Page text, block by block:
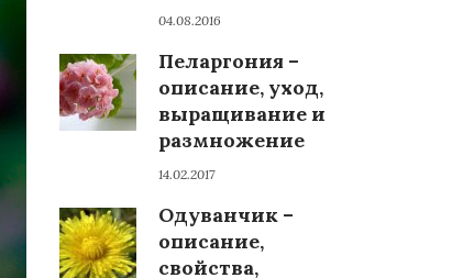
04.08.2016
Пеларгония –
описание, уход,
выращивание и
размножение
14.02.2017
Одуванчик –
описание,
свойства,